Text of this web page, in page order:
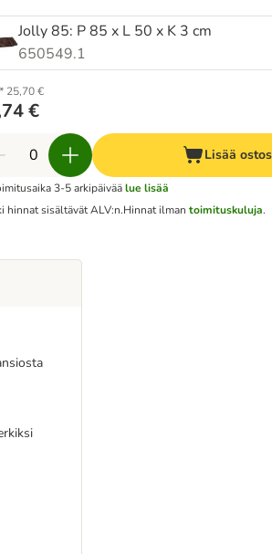
Jolly 85: P 85 x L 50 x K 3 cm
650549.1
25,70 €
€
Lisää
3-5 arkipäivää lue lisää
hinnat sisältävät ALV:n.Hinnat ilmantoimituskuluja.